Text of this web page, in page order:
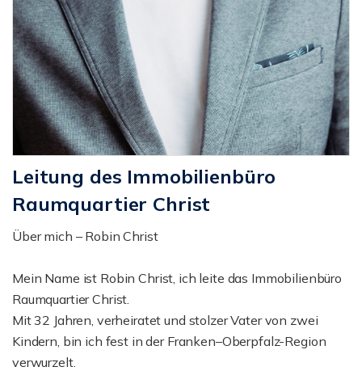
Leitung des Immobilienbüro
Raumquartier Christ
Über mich – Robin Christ
Mein Name ist Robin Christ, ich leite das Immobilienbüro
Raumquartier Christ.
Mit 32 Jahren, verheiratet und stolzer Vater von zwei
Kindern, bin ich fest in der Franken–Oberpfalz-Region
verwurzelt.